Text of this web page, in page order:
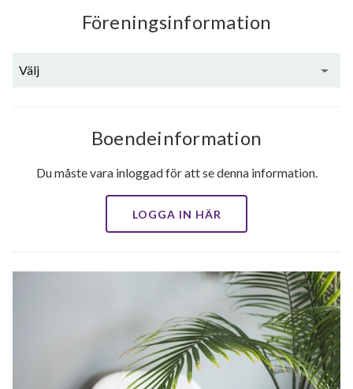
Föreningsinformation
Välj
Boendeinformation
Du måste vara inloggad för att se denna information.
LOGGA IN HÄR